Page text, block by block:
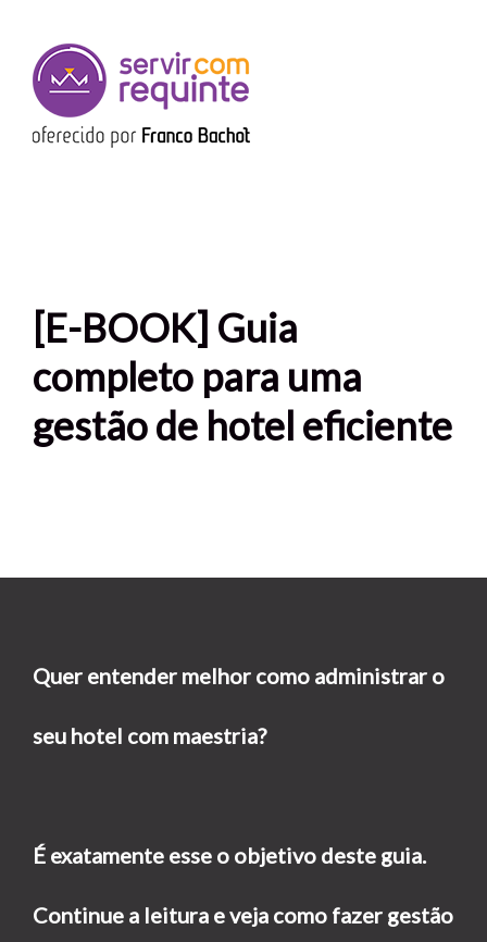
[E-BOOK] Guia
completo para uma
gestão de hotel eficiente
Quer entender melhor como administrar o
seu hotel com maestria?
É exatamente esse o objetivo deste guia.
Continue a leitura e veja como fazer gestão